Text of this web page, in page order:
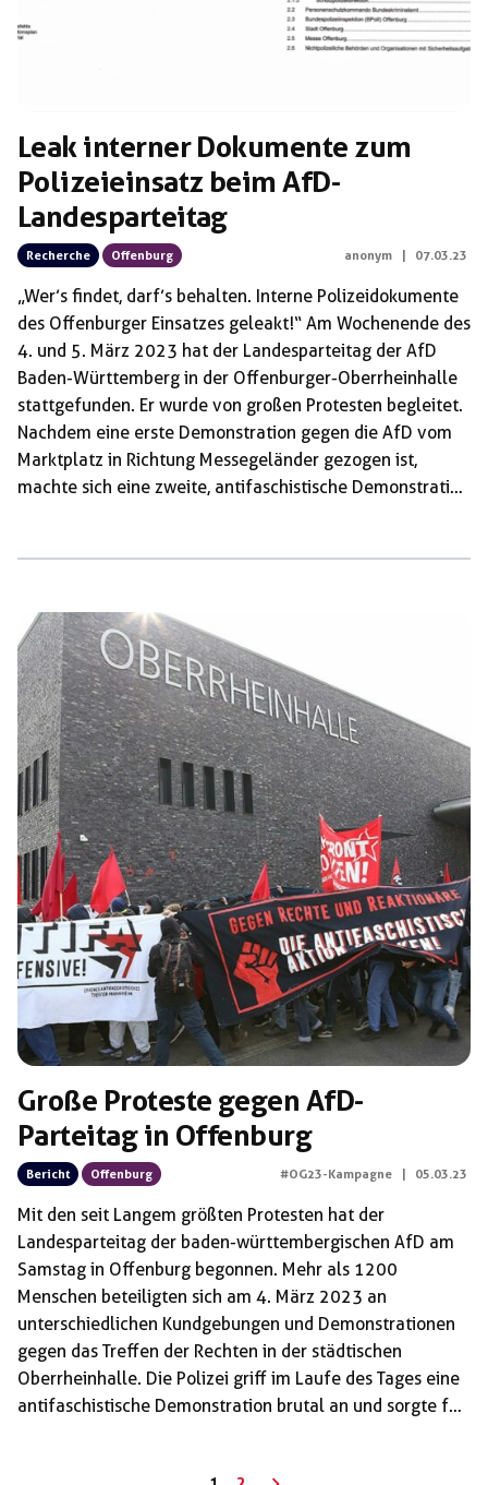
Leak interner Dokumente zum
Polizeieinsatz beim AfD-
Landesparteitag
Recherche Offenburg anonym | 07.03.23
„Wer’s findet, darf’s behalten. Interne Polizeidokumente
des Offenburger Einsatzes geleakt!“ Am Wochenende des
4. und 5. März 2023 hat der Landesparteitag der AfD
Baden-Württemberg in der Offenburger-Oberrheinhalle
stattgefunden. Er wurde von großen Protesten begleitet.
Nachdem eine erste Demonstration gegen die AfD vom
Marktplatz in Richtung Messegeländer gezogen ist,
machte sich eine zweite, antifaschistische Demonstration
circa 200 Metern gelang es den Cops, die Demonstration
unter Einsatz von massiver Gewalt zu stoppen. Im
Verlauf der unübersichtlichen Situation verloren die Cops
Helme, Schlagstöcke und interne Dokumente, […]
Große Proteste gegen AfD-
Parteitag in Offenburg
Bericht Offenburg #OG23-Kampagne 05.03.23
Mit den seit Langem größten Protesten hat der
Landesparteitag der baden-württembergischen AfD am
Samstag in Offenburg begonnen. Mehr als 1200
Menschen beteiligten sich am 4. März 2023 an
unterschiedlichen Kundgebungen und Demonstrationen
gegen das Treffen der Rechten in der städtischen
Oberrheinhalle. Die Polizei griff im Laufe des Tages eine
antifaschistische Demonstration brutal an und sorgte für
Seitennummerierung